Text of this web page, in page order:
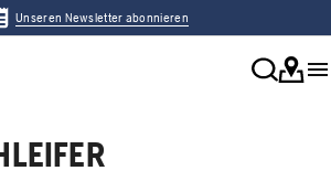
Unseren Newsletter abonnieren